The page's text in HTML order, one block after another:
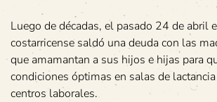
Luego de décadas, el pasado 24 de abril
costarricense saldó una deuda con las
que amamantan a sus hijos e hijas para
condiciones óptimas en salas de
centros laborales.